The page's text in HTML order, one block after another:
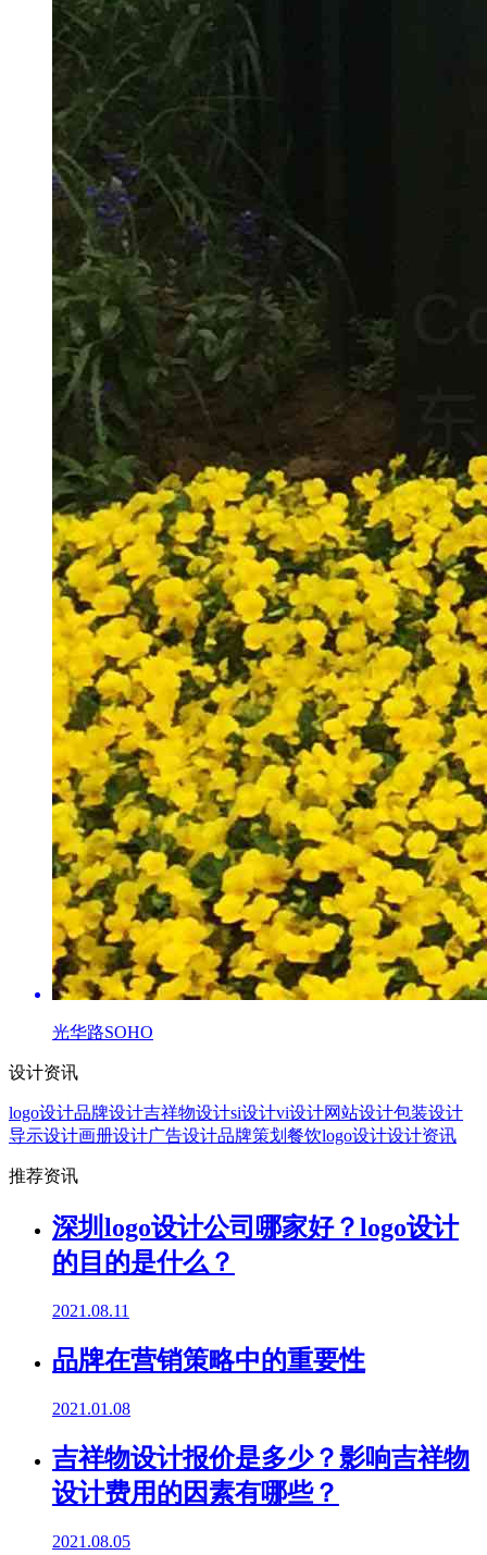
光华路SOHO
设计资讯
logo设计品牌设计吉祥物设计si设计vi设计网站设计包装设计
导示设计画册设计广告设计品牌策划 餐饮logo设计设计资讯
推荐资讯
深圳logo设计公司哪家好？logo设计
的目的是什么？
2021.08.11
品牌在营销策略中的重要性
2021.01.08
吉祥物设计报价是多少？影响吉祥物
设计费用的因素有哪些？
2021.08.05